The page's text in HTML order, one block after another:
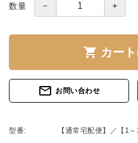
数量 － ＋
shopping_cart カー
mail_outline お問い合わせ
型番: 【通常宅配便】／【1～